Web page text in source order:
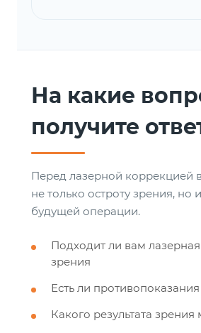
На какие
получите
Перед лазерной коррекцией
не только остроту зрения, но
будущей операции.
Подходит ли вам
зрения
Есть ли
Какого результата